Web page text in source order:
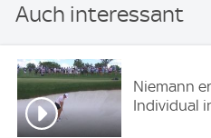
Auch interessant
Niemann
Individual